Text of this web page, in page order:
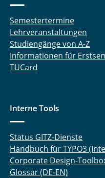
Semestertermine
Lehrveranstaltungen
Studiengänge von A-Z
Informationen für
TUCard
Interne Tools
Status GITZ-Dienste
Handbuch für TYPO3
Corporate Design-
Glossar (DE-EN)